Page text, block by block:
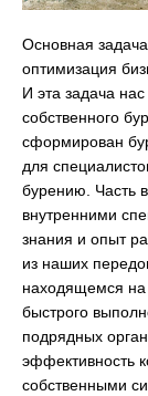
Основная
оптимизация
И эта задача
собственного
сформирован
для
бурению. Часть
внутренними
знания и опыт
из наших
находящемся
быстрого
подрядных
эффективность
собственными